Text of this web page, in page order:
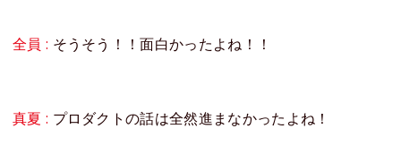
全員 : そうそう！！面白かったよね！！
真夏 : プロダクトの話は全然進まなかったよね！